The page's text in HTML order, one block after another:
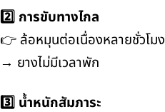
2️⃣ การขับทางไกล
👉 ล้อหมุนต่อเนื่องหลายชั่วโมง
→ ยางไม่มีเวลาพัก
3️⃣ น้ำหนักสัมภาระ